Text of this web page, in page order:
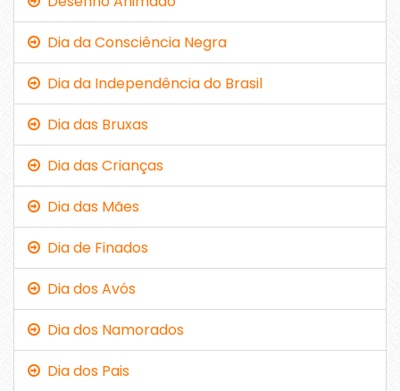
Dia da Consciência Negra
Dia da Independência do Brasil
Dia das Bruxas
Dia das Crianças
Dia das Mães
Dia de Finados
Dia dos Avós
Dia dos Namorados
Dia dos Pais